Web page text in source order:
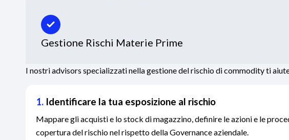
Gestione Rischi Materie Prime
I nostri advisors specializzati nella gestione del rischio di commodity ti
1. Identificare la tua esposizione al rischio
Mappare gli acquisti e lo stock di magazzino, definire le azioni e le
copertura del rischio nel rispetto della Governance aziendale.